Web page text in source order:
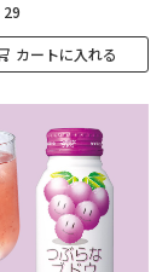
29
カートに入れる